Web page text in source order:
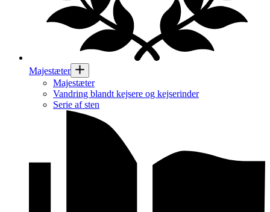
Majestæter
Majestæter
Vandring blandt kejsere og kejserinder
Serie af sten